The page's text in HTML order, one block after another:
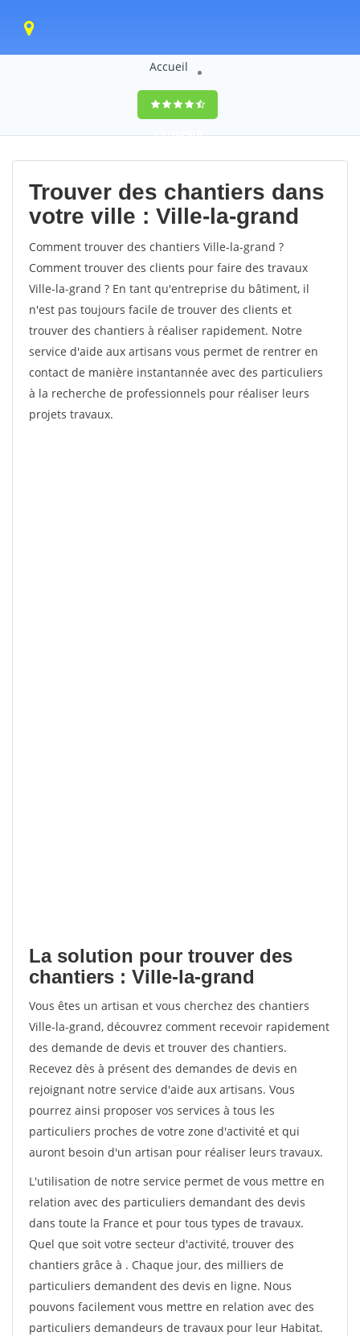
Accueil
9,5(100%)0
votes
Trouver des chantiers dans
votre ville : Ville-la-grand
Comment trouver des chantiers Ville-la-grand ?
Comment trouver des clients pour faire des travaux
Ville-la-grand ? En tant qu'entreprise du bâtiment, il
n'est pas toujours facile de trouver des clients et
trouver des chantiers à réaliser rapidement. Notre
service d'aide aux artisans vous permet de rentrer en
contact de manière instantannée avec des particuliers
à la recherche de professionnels pour réaliser leurs
projets travaux.
La solution pour trouver des
chantiers : Ville-la-grand
Vous êtes un artisan et vous cherchez des chantiers
Ville-la-grand, découvrez comment recevoir rapidement
des demande de devis et trouver des chantiers.
Recevez dès à présent des demandes de devis en
rejoignant notre service d'aide aux artisans. Vous
pourrez ainsi proposer vos services à tous les
particuliers proches de votre zone d'activité et qui
auront besoin d'un artisan pour réaliser leurs travaux.
L'utilisation de notre service permet de vous mettre en
relation avec des particuliers demandant des devis
dans toute la France et pour tous types de travaux.
Quel que soit votre secteur d'activité, trouver des
chantiers grâce à . Chaque jour, des milliers de
particuliers demandent des devis en ligne. Nous
pouvons facilement vous mettre en relation avec des
particuliers demandeurs de travaux pour leur Habitat.